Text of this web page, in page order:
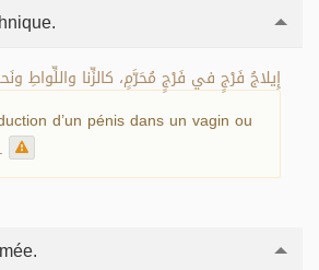
إِيلاجُ فَرْجٍ في فَرْجٍ مُحَرَّمٍ، كالزِّنا واللِّواطِ
d’un pénis dans un vagin ou